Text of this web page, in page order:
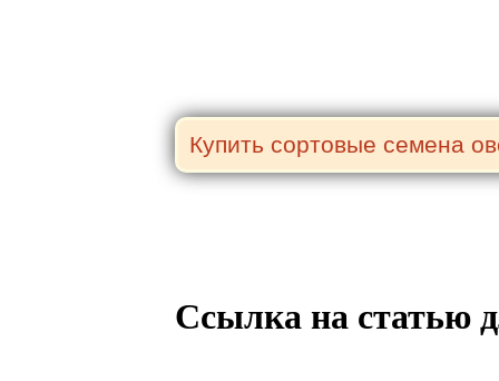
Ссылка на статью